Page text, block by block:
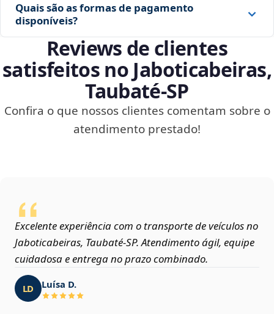
Quais são as formas de pagamento
disponíveis?
Reviews de clientes
satisfeitos no Jaboticabeiras,
Taubaté‑SP
Confira o que nossos clientes comentam sobre o
atendimento prestado!
Excelente experiência com o transporte de veículos no
Jaboticabeiras, Taubaté‑SP. Atendimento ágil, equipe
cuidadosa e entrega no prazo combinado.
LD Luísa D.